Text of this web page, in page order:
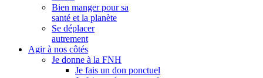
Bien manger pour sa
santé et la planète
Se déplacer
autrement
Agir à nos côtés
Je donne à la FNH
Je fais un don ponctuel